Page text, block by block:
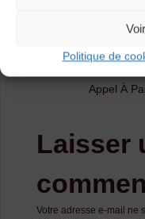
Politique de
Concert : Artùs
Appel À
Laisser
Votre adresse e-mail ne